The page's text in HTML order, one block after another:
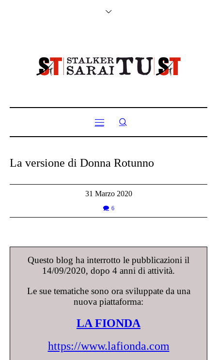
La versione di Donna Rotunno
31 Marzo 2020
6
Questo blog ha interrotto le pubblicazioni il
14/09/2020, dopo 4 anni di attività.
Le sue tematiche sono ora sviluppate da una
nuova piattaforma:
LA FIONDA
https://www.lafionda.com